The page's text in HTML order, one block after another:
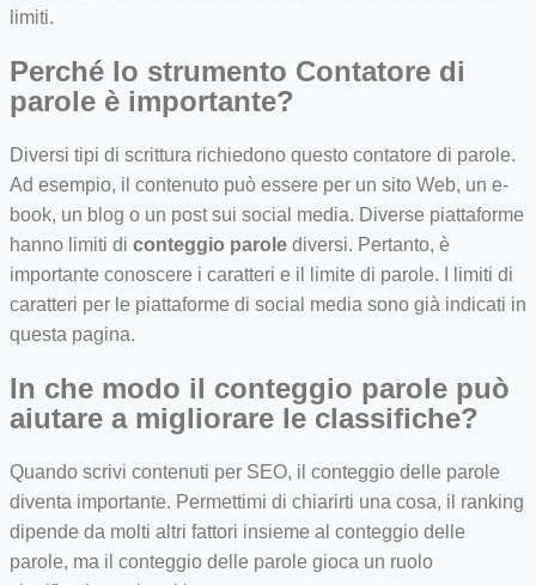
limiti.
Perché lo strumento Contatore di
parole è importante?
Diversi tipi di scrittura richiedono questo contatore di parole.
Ad esempio, il contenuto può essere per un sito Web, un e-
book, un blog o un post sui social media. Diverse piattaforme
hanno limiti di conteggio parole diversi. Pertanto, è
importante conoscere i caratteri e il limite di parole. I limiti di
caratteri per le piattaforme di social media sono già indicati in
questa pagina.
In che modo il conteggio parole può
aiutare a migliorare le classifiche?
Quando scrivi contenuti per SEO, il conteggio delle parole
diventa importante. Permettimi di chiarirti una cosa, il ranking
dipende da molti altri fattori insieme al conteggio delle
parole, ma il conteggio delle parole gioca un ruolo